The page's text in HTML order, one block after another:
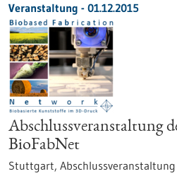
Veranstaltung - 01.12.2015
Abschlussveranstaltung
BioFabNet
Stuttgart, Abschlussveranstaltung